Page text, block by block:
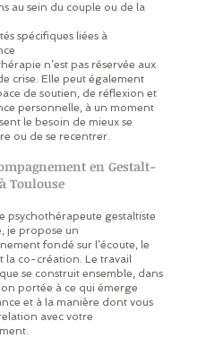
au sein du couple ou de la
spécifiques liées à
n’est pas réservée aux
crise. Elle peut également
de soutien, de réflexion et
personnelle, à un moment
le besoin de mieux se
ou de se recentrer.
en Gestalt-
Toulouse
psychothérapeute gestaltiste
je propose un
fondé sur l’écoute, le
la co-création. Le travail
se construit ensemble, dans
portée à ce qui émerge
et à la manière dont vous
avec votre